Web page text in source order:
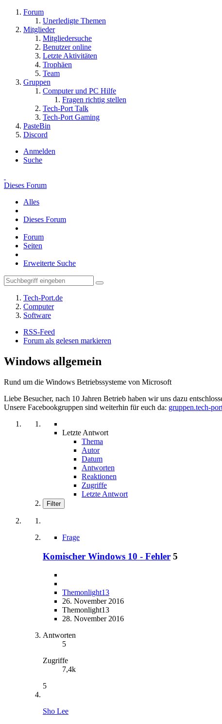
Forum
Unerledigte Themen
Mitglieder
Mitgliedersuche
Benutzer online
Letzte Aktivitäten
Trophäen
Team
Gruppen
Computer und PC Hilfe
Fragen richtig stellen
Tech-Port Talk
Tech-Port Gaming
PasteBin
Discord
Anmelden
Suche
Dieses Forum
Alles
Dieses Forum
Forum
Seiten
Erweiterte Suche
Tech-Port.de
Computer
Software
RSS-Feed
Forum als gelesen markieren
Windows allgemein
Rund um die Windows Betriebssysteme von Microsoft
Liebe Besucher, nach 10 Jahren Betrieb haben wir uns dazu
Unsere Facebookgruppen sind weiterhin für euch da: gruppen.tech-
Letzte Antwort
Thema
Autor
Datum
Antworten
Reaktionen
Zugriffe
Letzte Antwort
Filter
Frage
Komischer Windows 10 - Fehler 5
Themonlight13
26. November 2016
Themonlight13
28. November 2016
Antworten
5
Zugriffe
7,4k
5
Sho Lee